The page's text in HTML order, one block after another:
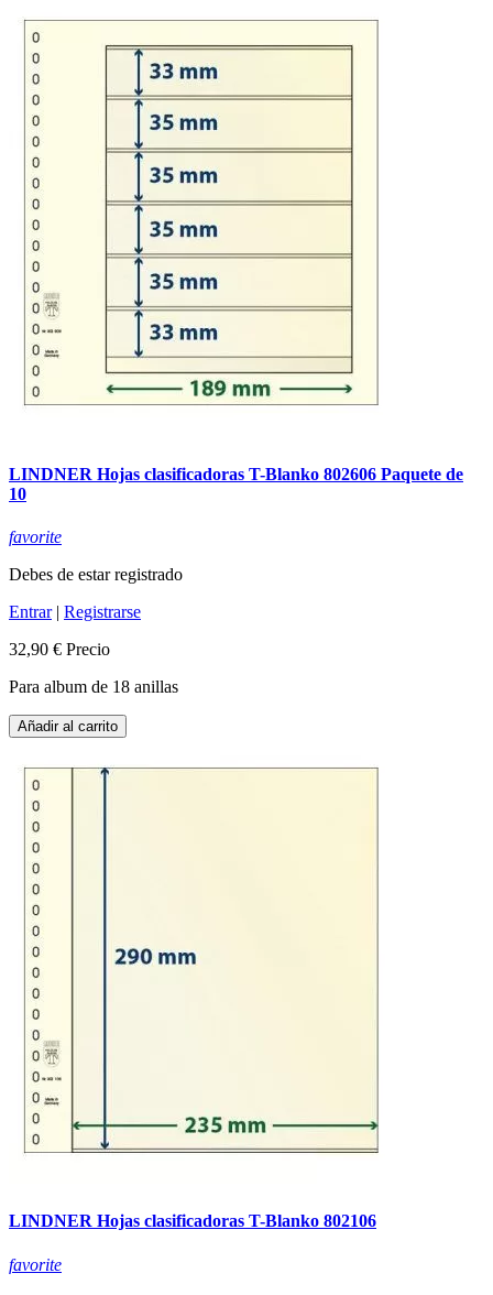
LINDNER Hojas clasificadoras T-Blanko 802606 Paquete de
10
favorite
Debes de estar registrado
Entrar| Registrarse
32,90 € Precio
Para album de 18 anillas
Añadir al carrito
LINDNER Hojas clasificadoras T-Blanko 802106
favorite